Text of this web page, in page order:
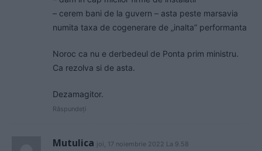
– cerem bani de la guvern – asta peste marsavia
numita taxa de cogenerare de „inalta” performanta
Noroc ca nu e derbedeul de Ponta prim ministru.
Ca rezolva si de asta.
Dezamagitor.
Răspundeți
Mutulica joi, 17 noiembrie 2022 La 9.58